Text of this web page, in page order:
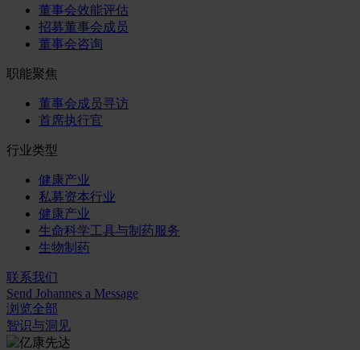
董事会效能评估
招募董事会成员
董事会咨询
职能聚焦
董事会成员寻访
首席执行官
行业类型
健康产业
私募资本行业
健康产业
生命科学工具与制药服务
生物制药
联系我们
Send Johannes a Message
浏览全部
智识与洞见